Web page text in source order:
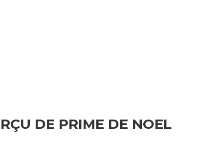
DE PRIME DE NOEL